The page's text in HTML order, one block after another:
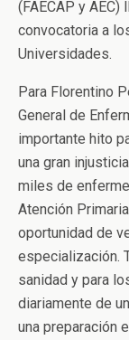
(FAECAP y
convocatoria a
Universidades.
Para Florentino
General de
importante hito
una gran
miles de
Atención
oportunidad de
especialización.
sanidad y para
diariamente de
una preparación